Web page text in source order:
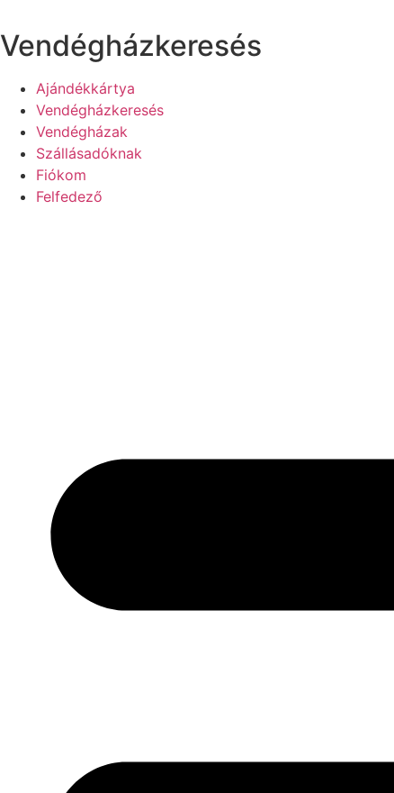
a
tartalomhoz
Vendégházkeresés
Ajándékkártya
Vendégházkeresés
Vendégházak
Szállásadóknak
Fiókom
Felfedező